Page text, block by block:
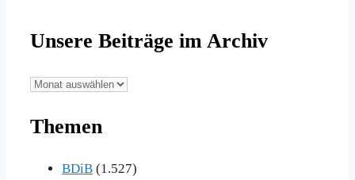
Unsere Beiträge im Archiv
Unsere
im
Themen
BDiB (1.527)